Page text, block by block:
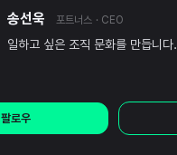
송선욱 포트너스 · CEO
일하고 싶은 조직 문화를 만듭니다.
팔로우